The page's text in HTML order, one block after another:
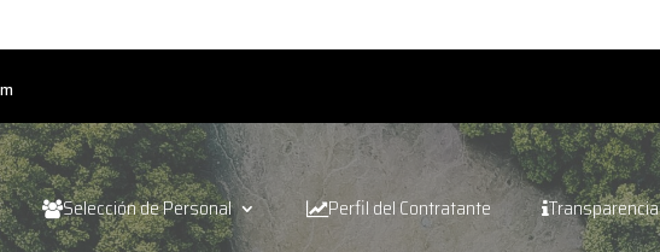
Selección de Personal Perfil del Contratante Transparencia